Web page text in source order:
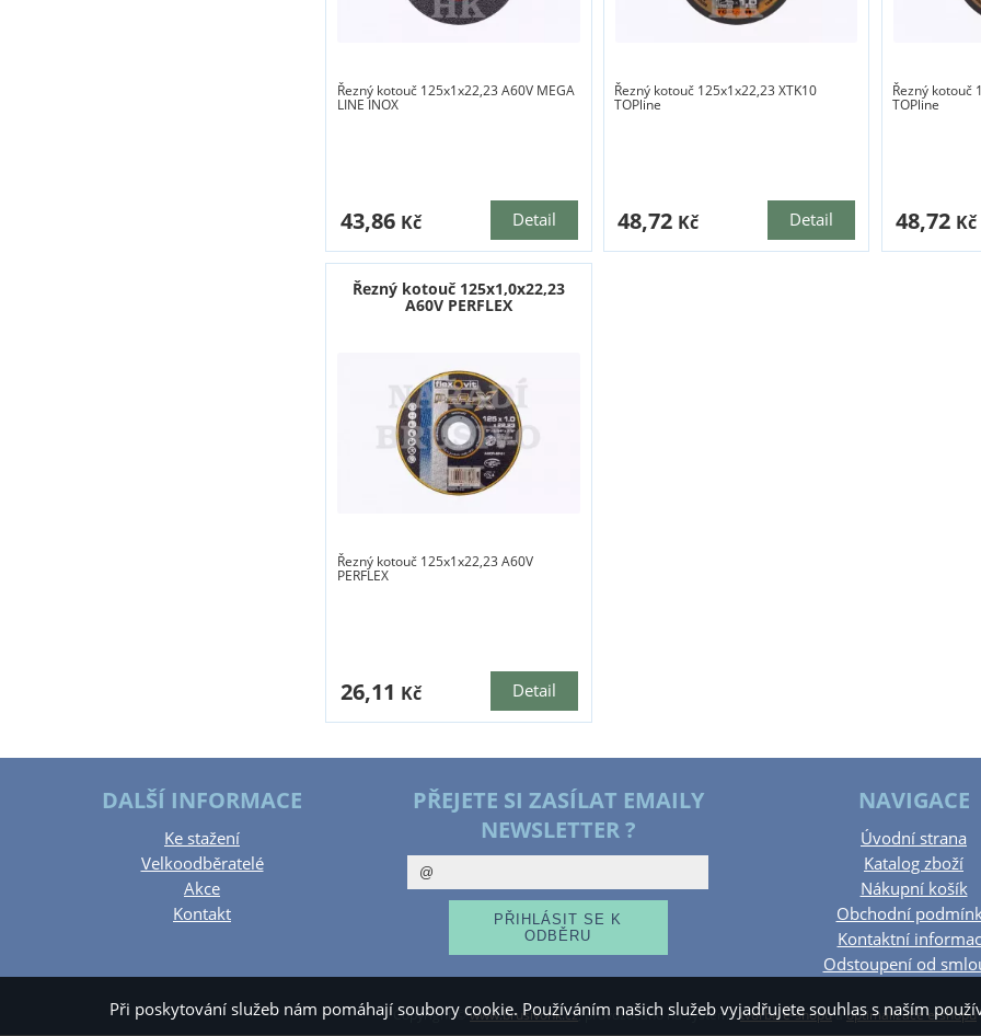
Řezný kotouč 125x1x22,23 A60V MEGA
LINE INOX
Detail
43,86 Kč
Řezný kotouč 125x1x22,23 XTK10
TOPline
Detail
48,72 Kč
Řezný kotouč
TOPline
48,72 Kč
Řezný kotouč 125x1,0x22,23
A60V PERFLEX
Řezný kotouč 125x1x22,23 A60V
PERFLEX
Detail
26,11 Kč
DALŠÍ INFORMACE
Ke stažení
Velkoodběratelé
Akce
Kontakt
PŘEJETE SI ZASÍLAT EMAILY
NEWSLETTER ?
NAVIGACE
Úvodní strana
Katalog zboží
Nákupní košík
Obchodní
Kontaktní
Odstoupení od
Copyright ©www.brusivohk.cz,provozováno na systémutvorba e-shopuaoptimalizace e-shopu
Při poskytování služeb nám pomáhají soubory cookie. Používáním našich služeb vyjadřujete souhlas s naším